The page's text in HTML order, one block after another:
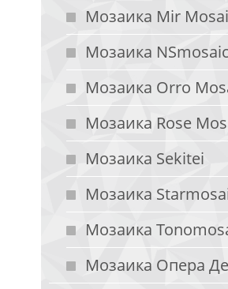
Мозаика Mir
Мозаика NSmosaic
Мозаика Orro
Мозаика Rose
Мозаика Sekitei
Мозаика
Мозаика
Мозаика Опера